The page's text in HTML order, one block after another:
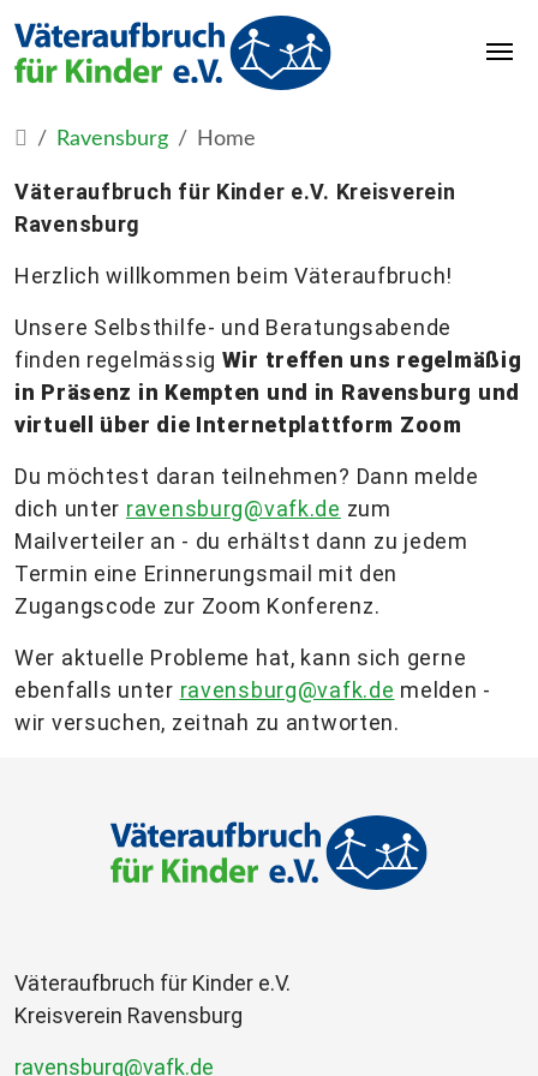
Ravensburg Home
Väteraufbruch für Kinder e.V. Kreisverein
Ravensburg
Herzlich willkommen beim Väteraufbruch!
Unsere Selbsthilfe- und Beratungsabende
finden regelmässig Wir treffen uns regelmäßig
in Präsenz in Kempten und in Ravensburg und
virtuell über die Internetplattform Zoom
Du möchtest daran teilnehmen? Dann melde
dich unter ravensburg@vafk.de zum
Mailverteiler an - du erhältst dann zu jedem
Termin eine Erinnerungsmail mit den
Zugangscode zur Zoom Konferenz.
Wer aktuelle Probleme hat, kann sich gerne
ebenfalls unter ravensburg@vafk.de melden -
wir versuchen, zeitnah zu antworten.
Väteraufbruch für Kinder e.V.
Kreisverein Ravensburg
ravensburg@vafk.de